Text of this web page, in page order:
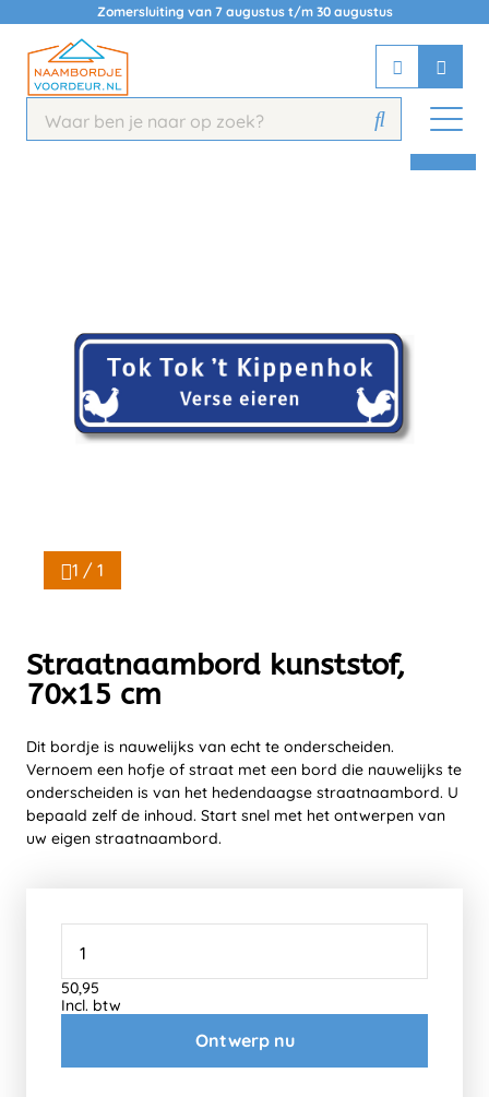
Zomersluiting van 7 augustus t/m 30 augustus
Chat 24/7 met onze chatbot voor
Contact
1 / 1
Straatnaambord kunststof,
70x15 cm
Dit bordje is nauwelijks van echt te onderscheiden.
Vernoem een hofje of straat met een bord die nauwelijks te
onderscheiden is van het hedendaagse straatnaambord. U
bepaald zelf de inhoud. Start snel met het ontwerpen van
uw eigen straatnaambord.
Ontwerp nu
50,95
Incl. btw